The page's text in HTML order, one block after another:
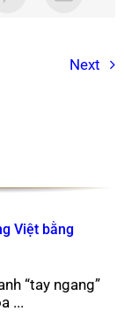
Next
Việt bằng
“tay ngang”
...